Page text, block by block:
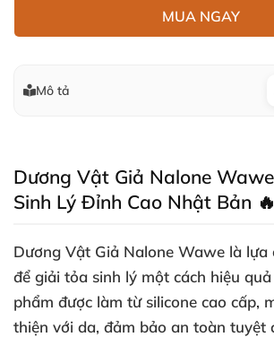
MUA NGAY
Mô tả
Dương Vật Giả Nalone
Sinh Lý Đỉnh Cao Nhật Bản 🔥
Dương Vật Giả Nalone Wawe là lựa
để giải tỏa sinh lý một cách hiệu
phẩm được làm từ silicone cao cấp,
thiện với da, đảm bảo an toàn tuyệt